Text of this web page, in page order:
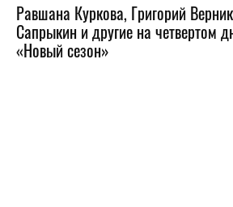
Равшана Куркова, Григорий
Сапрыкин и другие на четвертом
«Новый сезон»